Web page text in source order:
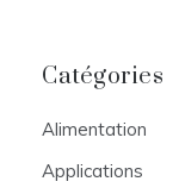
Catégories
Alimentation
Applications